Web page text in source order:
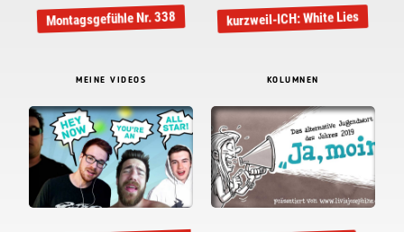
Montagsgefühle Nr. 338 kurzweil-ICH: White Lies
MEINE VIDEOS KOLUMNEN